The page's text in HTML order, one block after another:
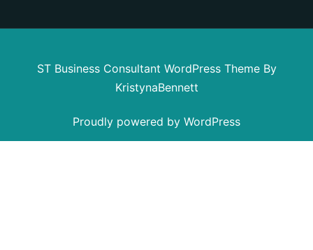
ST Business Consultant WordPress Theme By
KristynaBennett
Proudly powered by WordPress